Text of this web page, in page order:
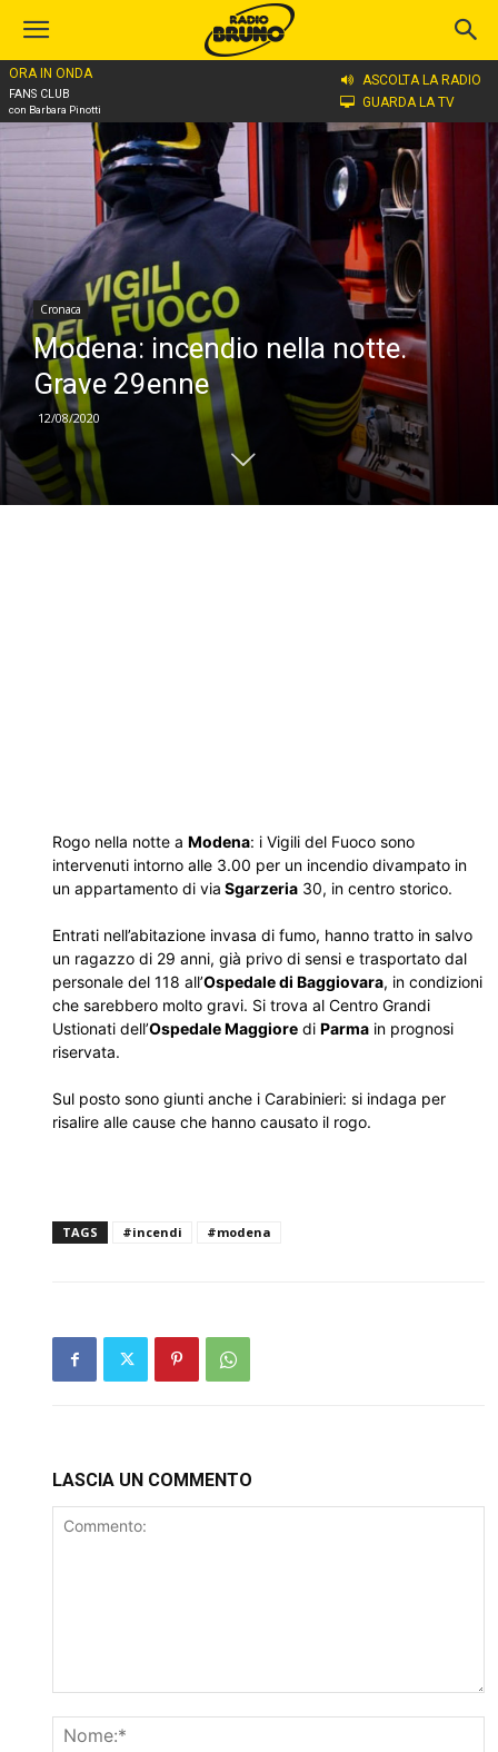
ORA IN ONDA
FANS CLUB
con Barbara Pinotti
ASCOLTA LA RADIO
GUARDA LA TV
Home
Cronaca
Modena: incendio nella notte.
Grave 29enne
12/08/2020
Rogo nella notte a Modena: i Vigili del Fuoco sono
intervenuti intorno alle 3.00 per un incendio divampato in
un appartamento di via Sgarzeria 30, in centro storico.
Entrati nell’abitazione invasa di fumo, hanno tratto in salvo
un ragazzo di 29 anni, già privo di sensi e trasportato dal
personale del 118 all’Ospedale di Baggiovara, in condizioni
che sarebbero molto gravi. Si trova al Centro Grandi
Ustionati dell’Ospedale Maggiore di Parma in prognosi
riservata.
Sul posto sono giunti anche i Carabinieri: si indaga per
risalire alle cause che hanno causato il rogo.
TAGS #incendi #modena
LASCIA UN COMMENTO